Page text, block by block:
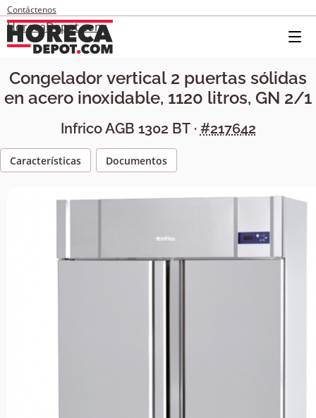
Contáctenos
HorecaDepot.com
Congelador vertical 2 puertas sólidas
en acero inoxidable, 1120 litros, GN 2/1
InfricoAGB 1302 BT· #217642
Características Documentos